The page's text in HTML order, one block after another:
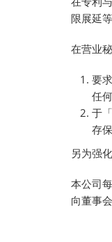
限展延
在营业
要
任
于
存
另为强
本公司
向董事会